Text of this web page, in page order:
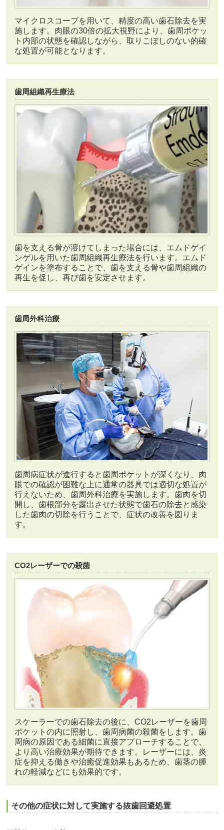
マイクロスコープを用いて、精度の高い歯石除去を実
施します。肉眼の30倍の拡大視野により、歯周ポケッ
ト内部の状態を確認しながら、取りこぼしのない的確
な処置が可能となります。
歯周組織再生療法
歯を支える骨が溶けてしまった場合には、エムドゲイ
ンゲルを用いた歯周組織再生療法を行います。エムド
ゲインを塗布することで、歯を支える骨や歯周組織の
再生を促し、再び歯を安定させます。
歯周外科治療
歯周病症状が進行すると歯周ポケットが深くなり、肉
眼での確認が困難な上に通常の器具では適切な処置が
行えないため、歯周外科治療を実施します。歯肉を切
開し、歯根部分を露出させた状態で歯石の除去と感染
した歯肉の切除を行うことで、症状の改善を図りま
す。
CO2レーザーでの殺菌
スケーラーでの歯石除去の後に、CO2レーザーを歯周
ポケットの内に照射し、歯周病菌の殺菌をします。歯
周病の原因である細菌に直接アプローチすることで、
より高い治療効果が期待できます。レーザーには、炎
症を抑える働きや治癒促進効果もあるため、歯茎の腫
れの軽減などにも効果的です。
その他の症状に対して実施する抜歯回避処置